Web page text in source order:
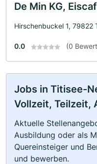
De Min KG,
Hirschenbuckel 1, 79822
0.0 (0
Jobs in Titisee-
Vollzeit, Teilzeit,
Aktuelle
Ausbildung oder als
Quereinsteiger und
und bewerben.